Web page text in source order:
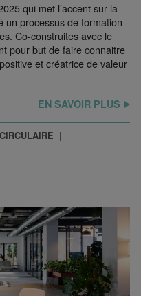
qui met l’accent sur la
un processus de formation
Co-construites avec le
pour but de faire connaitre
et créatrice de valeur
EN SAVOIR PLUS